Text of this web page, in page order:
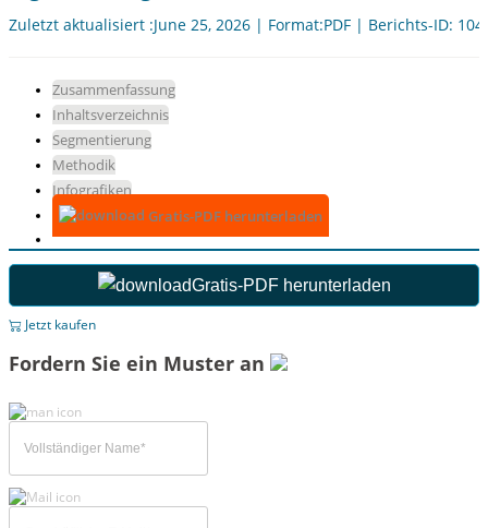
Zuletzt aktualisiert :June 25, 2026 | Format:PDF | Berichts-ID:
Zusammenfassung
Inhaltsverzeichnis
Segmentierung
Methodik
Infografiken
Gratis-PDF herunterladen
Gratis-PDF herunterladen
Jetzt kaufen
Fordern Sie ein Muster an